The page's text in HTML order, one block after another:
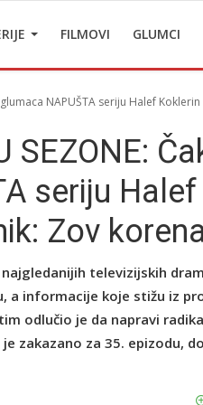
FILMOVI GLUMCI
glumaca NAPUŠTA seriju Halef
SEZONE:
seriju Halef
Zov
najgledanijih televizijskih
a informacije koje stižu iz
odlučio je da napravi
zakazano za 35. epizodu,